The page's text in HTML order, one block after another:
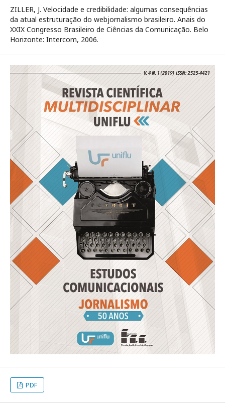
ZILLER, J. Velocidade e credibilidade: algumas consequências
da atual estruturação do webjornalismo brasileiro. Anais do
XXIX Congresso Brasileiro de Ciências da Comunicação. Belo
Horizonte: Intercom, 2006.
PDF